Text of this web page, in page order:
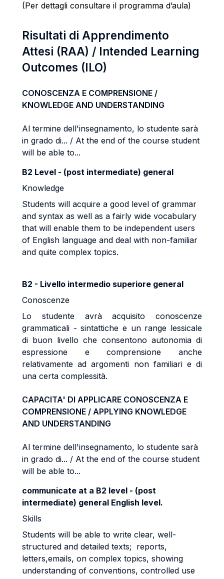
(Per dettagli consultare il programma d’aula)
Risultati di Apprendimento
Attesi (RAA) / Intended Learning
Outcomes (ILO)
CONOSCENZA E COMPRENSIONE /
KNOWLEDGE AND UNDERSTANDING
Al termine dell'insegnamento, lo studente sarà
in grado di... / At the end of the course student
will be able to...
B2 Level - (post intermediate) general
Knowledge
Students will acquire a good level of grammar
and syntax as well as a fairly wide vocabulary
that will enable them to be independent users
of English language and deal with non-familiar
and quite complex topics.
B2 - Livello intermedio superiore general
Conoscenze
Lo studente avrà acquisito conoscenze
grammaticali - sintattiche e un range lessicale
di buon livello che consentono autonomia di
espressione e comprensione anche
relativamente ad argomenti non familiari e di
una certa complessità.
CAPACITA' DI APPLICARE CONOSCENZA E
COMPRENSIONE / APPLYING KNOWLEDGE
AND UNDERSTANDING
Al termine dell'insegnamento, lo studente sarà
in grado di... / At the end of the course student
will be able to...
communicate at a B2 level - (post
intermediate) general English level.
Skills
Students will be able to write clear, well-
structured and detailed texts; reports,
letters,emails, on complex topics, showing
understanding of conventions, controlled use